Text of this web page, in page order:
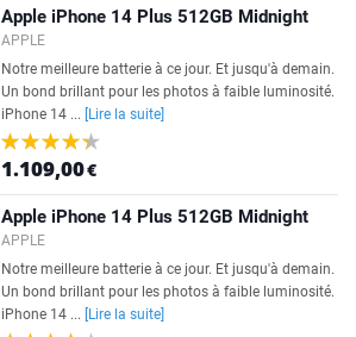
Apple iPhone 14 Plus 512GB Midnight
APPLE
Notre meilleure batterie à ce jour. Et jusqu'à demain.
Un bond brillant pour les photos à faible luminosité.
iPhone 14 ...
[Lire la suite]
1.109,00€
Apple iPhone 14 Plus 512GB Midnight
APPLE
Notre meilleure batterie à ce jour. Et jusqu'à demain.
Un bond brillant pour les photos à faible luminosité.
iPhone 14 ...
[Lire la suite]